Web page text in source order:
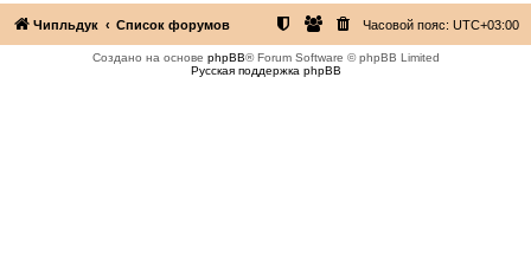
Чипльдук Список форумов Часовой пояс: UTC+03:00
Создано на основе phpBB® Forum Software © phpBB Limited
Русская поддержка phpBB